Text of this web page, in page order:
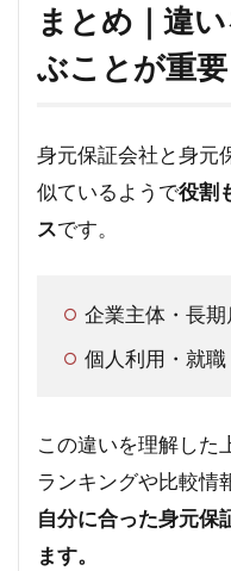
まとめ｜違
ぶことが重要
身元保証会社と身元
似ているようで役割
スです。
企業主体・長
個人利用・就
この違いを理解した
ランキングや比較情
自分に合った身元保
ます。